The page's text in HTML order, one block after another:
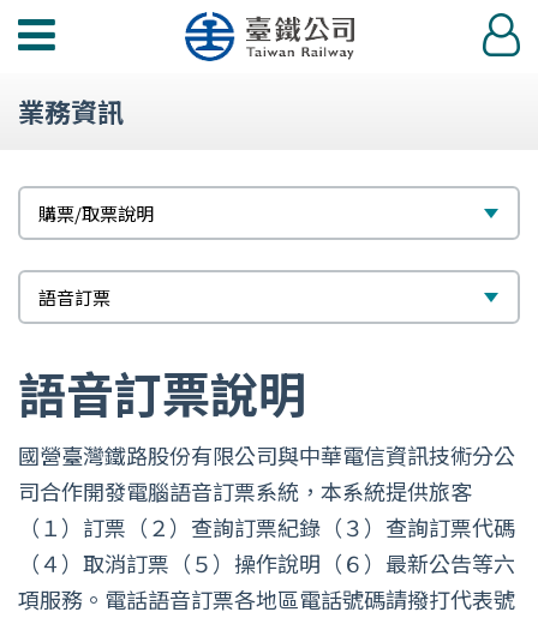
功
選
登
入
業務資訊
題
購票/取票說明
標
題
語音訂票
語音訂票說明
國營臺灣鐵路股份有限公司與中華電信資訊技術分公
司合作開發電腦語音訂票系統，本系統提供旅客
（１）訂票（２）查詢訂票紀錄（３）查詢訂票代碼
（４）取消訂票（５）操作說明（６）最新公告等六
項服務。電話語音訂票各地區電話號碼請撥打代表號